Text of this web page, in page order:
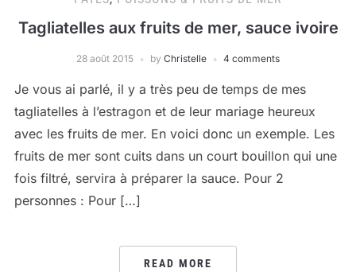
Tagliatelles aux fruits de mer, sauce ivoire
28 août 2015 by Christelle 4 comments
Je vous ai parlé, il y a très peu de temps de mes
tagliatelles à l’estragon et de leur mariage heureux
avec les fruits de mer. En voici donc un exemple. Les
fruits de mer sont cuits dans un court bouillon qui une
fois filtré, servira à préparer la sauce. Pour 2
personnes : Pour […]
READ MORE